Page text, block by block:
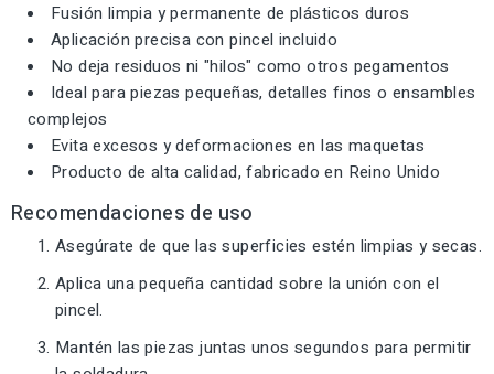
Fusión limpia y permanente de plásticos duros
Aplicación precisa con pincel incluido
No deja residuos ni "hilos" como otros pegamentos
Ideal para piezas pequeñas, detalles finos o ensambles
complejos
Evita excesos y deformaciones en las maquetas
Producto de alta calidad, fabricado en Reino Unido
Recomendaciones de uso
Asegúrate de que las superficies estén limpias y secas.
Aplica una pequeña cantidad sobre la unión con el
pincel.
Mantén las piezas juntas unos segundos para permitir